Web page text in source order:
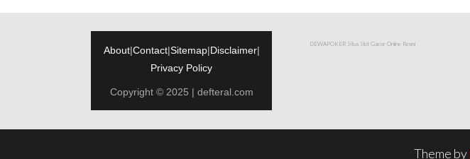
About|Contact|Sitemap|Disclaimer|
Privacy Policy
Copyright © 2025 | defteral.com
DEWAPOKER Situs Slot Gacor Online Resmi
Theme by